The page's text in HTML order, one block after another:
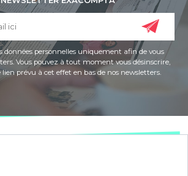
données personnelles uniquement afin de vous
Vous pouvez à tout moment vous désinscrire,
prévu à cet effet en bas de nos newsletters.